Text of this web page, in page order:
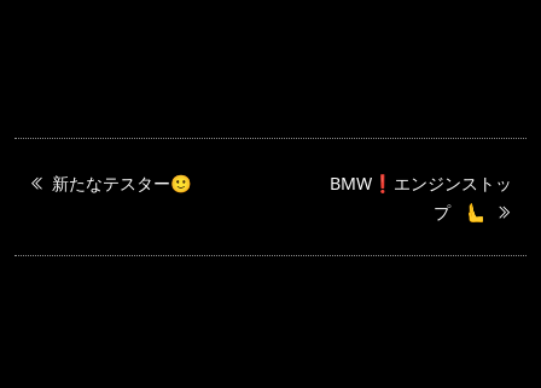
新たなテスター🙂
BMW❗️エンジンストッ
プ 🫷